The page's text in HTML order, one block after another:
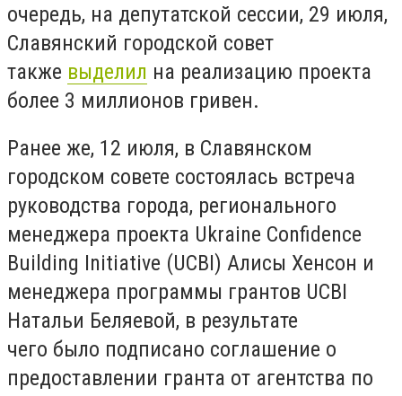
очередь, на депутатской сессии, 29 июля,
Славянский городской совет
также выделил на реализацию проекта
более 3 миллионов гривен.
Ранее же, 12 июля, в Славянском
городском совете состоялась встреча
руководства города, регионального
менеджера проекта Ukraine Confidence
Building Initiative (UCBI) Алисы Хенсон и
менеджера программы грантов UCBI
Натальи Беляевой, в результате
чего было подписано соглашение о
предоставлении гранта от агентства по